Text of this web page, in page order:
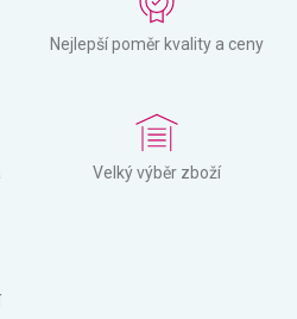
Nejlepší poměr kvality a ceny
Velký výběr zboží